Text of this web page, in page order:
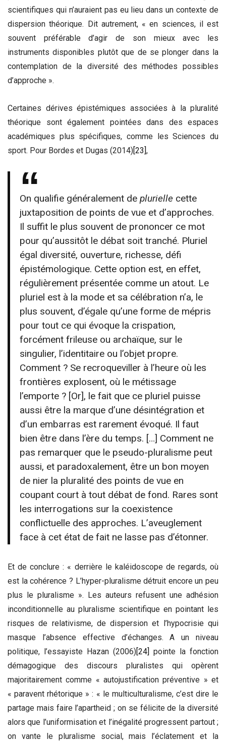
scientifiques qui n’auraient pas eu lieu dans un contexte de
dispersion théorique. Dit autrement, « en sciences, il est
souvent préférable d’agir de son mieux avec les
instruments disponibles plutôt que de se plonger dans la
contemplation de la diversité des méthodes possibles
d’approche ».
Certaines dérives épistémiques associées à la pluralité
théorique sont également pointées dans des espaces
académiques plus spécifiques, comme les Sciences du
sport. Pour Bordes et Dugas (2014)[23],
On qualifie généralement deplurielle cette
juxtaposition de points de vue et d’approches.
Il suffit le plus souvent de prononcer ce mot
pour qu’aussitôt le débat soit tranché. Pluriel
égal diversité, ouverture, richesse, défi
épistémologique. Cette option est, en effet,
régulièrement présentée comme un atout. Le
pluriel est à la mode et sa célébration n’a, le
plus souvent, d’égale qu’une forme de mépris
pour tout ce qui évoque la crispation,
forcément frileuse ou archaïque, sur le
singulier, l’identitaire ou l’objet propre.
Comment ? Se recroqueviller à l’heure où les
frontières explosent, où le métissage
l’emporte ? [Or], le fait que ce pluriel puisse
aussi être la marque d’une désintégration et
d’un embarras est rarement évoqué. Il faut
bien être dans l’ère du temps. […] Comment ne
pas remarquer que le pseudo-pluralisme peut
aussi, et paradoxalement, être un bon moyen
de nier la pluralité des points de vue en
coupant court à tout débat de fond. Rares sont
les interrogations sur la coexistence
conflictuelle des approches. L’aveuglement
face à cet état de fait ne lasse pas d’étonner.
Et de conclure : « derrière le kaléidoscope de regards, où
est la cohérence ? L’hyper-pluralisme détruit encore un peu
plus le pluralisme ». Les auteurs refusent une adhésion
inconditionnelle au pluralisme scientifique en pointant les
risques de relativisme, de dispersion et l’hypocrisie qui
masque l’absence effective d’échanges. A un niveau
politique, l’essayiste Hazan (2006)[24] pointe la fonction
démagogique des discours pluralistes qui opèrent
majoritairement comme « autojustification préventive » et
« paravent rhétorique » : « le multiculturalisme, c’est dire le
partage mais faire l’apartheid ; on se félicite de la diversité
alors que l’uniformisation et l’inégalité progressent partout ;
on vante le pluralisme social, mais l’éclatement et la